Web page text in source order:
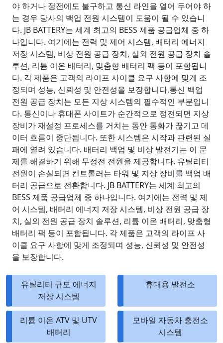
야 하거나 정전에도 불구하고 통신 라인을 열어 두어야 하
는 경우 당사의 백업 전원 시스템이 도움이 될 수 있습니
다. JB BATTERY는 세계 최고의 BESS 제품 공급업체 중 하
나입니다. 여기에는 전력 및 제어 시스템, 배터리 에너지
저장 시스템, 비상 전원 공급 장치, 실외 전원 공급 장치 솔
루션, 리튬 이온 배터리, 맞춤형 배터리 팩 등이 포함됩니
다. 각 제품은 고객의 라이프 사이클 요구 사항에 맞게 조
정되며 성능, 신뢰성 및 안전성을 보장합니다.통신 백업
전원 공급 장치는 모든 지상 시스템의 필수적인 부분입니
다. 통신이나 휴대폰 사이트가 순간적으로 정전되면 지상
장비가 재설정 프로세스를 거치는 동안 통화가 끊기고 데
이터 흐름이 중단됩니다. 또한 시스템은 시작과 관련된 실
패에 열려 있습니다. 배터리 백업 및 비상 발전기는 이 문
제를 해결하기 위해 무정전 전원을 제공합니다. 유틸리티
전원이 손실되면 컨트롤러는 타워 및 지상 장비를 백업 배
터리 공급으로 전환합니다. JB BATTERY는 세계 최고의
BESS 제품 공급업체 중 하나입니다. 여기에는 전력 및 제
어 시스템, 배터리 에너지 저장 시스템, 비상 전원 공급 장
치, 실외 전원 공급 장치 솔루션, 리튬 이온 배터리, 맞춤형
배터리 팩 등이 포함됩니다. 각 제품은 고객의 라이프 사
이클 요구 사항에 맞게 조정되며 성능, 신뢰성 및 안전성
을 보장합니다.
유틸리티 규모 에너지
저장 시스템
휴대용 발전소
리튬 이온 ATV 및 UTV
배터리
모바일 자동차 충전소
시스템